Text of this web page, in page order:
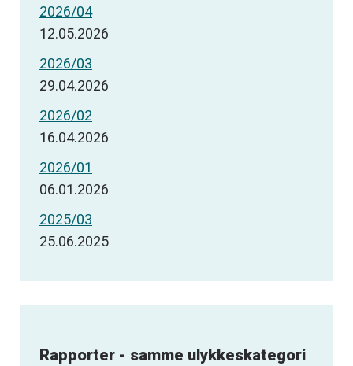
2026/04
12.05.2026
2026/03
29.04.2026
2026/02
16.04.2026
2026/01
06.01.2026
2025/03
25.06.2025
Rapporter - samme ulykkeskategori